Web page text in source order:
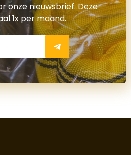
onze nieuwsbrief. Deze
1x per maand.